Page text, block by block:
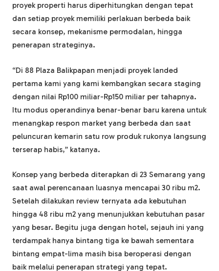
proyek properti harus diperhitungkan dengan tepat
dan setiap proyek memiliki perlakuan berbeda baik
secara konsep, mekanisme permodalan, hingga
penerapan strateginya.
“Di 88 Plaza Balikpapan menjadi proyek landed
pertama kami yang kami kembangkan secara staging
dengan nilai Rp100 miliar-Rp150 miliar per tahapnya.
Itu modus operandinya benar-benar baru karena untuk
menangkap respon market yang berbeda dan saat
peluncuran kemarin satu row produk rukonya langsung
terserap habis,” katanya.
Konsep yang berbeda diterapkan di 23 Semarang yang
saat awal perencanaan luasnya mencapai 30 ribu m2.
Setelah dilakukan review ternyata ada kebutuhan
hingga 48 ribu m2 yang menunjukkan kebutuhan pasar
yang besar. Begitu juga dengan hotel, sejauh ini yang
terdampak hanya bintang tiga ke bawah sementara
bintang empat-lima masih bisa beroperasi dengan
baik melalui penerapan strategi yang tepat.